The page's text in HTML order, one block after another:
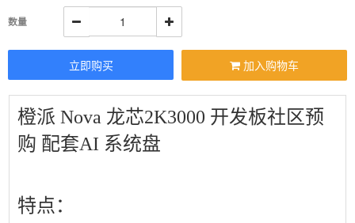
数量
立即购买 加入购物车
橙派 Nova 龙芯2K3000 开发板社区预
购 配套AI 系统盘
特点：